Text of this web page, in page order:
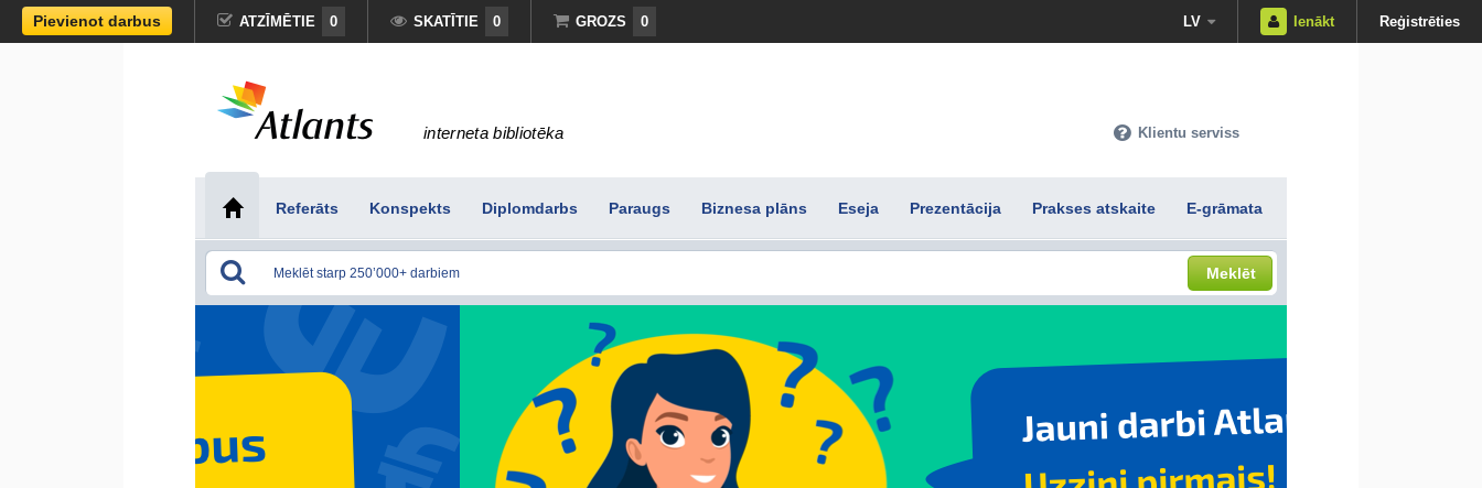
Pievienot darbus ATZĪMĒTIE 0 SKATĪTIE 0 GROZS 0 LV Ienākt Reģistrēties
interneta bibliotēka Klientu serviss
Referāts Konspekts Diplomdarbs Paraugs Biznesa plāns Eseja Prezentācija Prakses atskaite E-grāmata
Meklēt